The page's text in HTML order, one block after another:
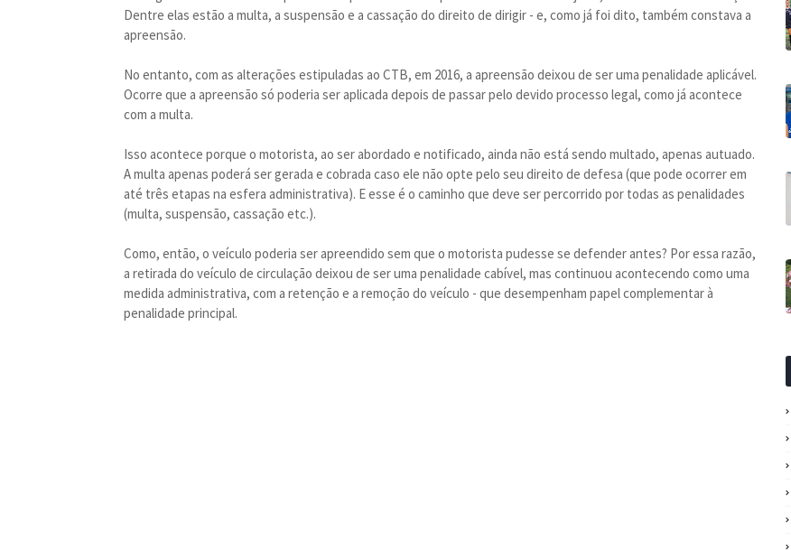
Dentre elas estão a multa, a suspensão e a cassação do direito de dirigir - e, como já foi dito, também constava a
apreensão.
No entanto, com as alterações estipuladas ao CTB, em 2016, a apreensão deixou de ser uma penalidade aplicável.
Ocorre que a apreensão só poderia ser aplicada depois de passar pelo devido processo legal, como já acontece
com a multa.
Isso acontece porque o motorista, ao ser abordado e notificado, ainda não está sendo multado, apenas autuado.
A multa apenas poderá ser gerada e cobrada caso ele não opte pelo seu direito de defesa (que pode ocorrer em
até três etapas na esfera administrativa). E esse é o caminho que deve ser percorrido por todas as penalidades
(multa, suspensão, cassação etc.).
Como, então, o veículo poderia ser apreendido sem que o motorista pudesse se defender antes? Por essa razão,
a retirada do veículo de circulação deixou de ser uma penalidade cabível, mas continuou acontecendo como uma
medida administrativa, com a retenção e a remoção do veículo - que desempenham papel complementar à
penalidade principal.